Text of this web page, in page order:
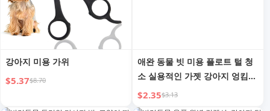
강아지 미용 가위
$5.37$8.70
애완 동물 빗 미용 플로트 털 청
소 실용적인 가젯 강아지 엉킴
풀기 촘촘한 기어 스틸 빗 장모
용 스페셜 빗 애완 동물 빗
$2.35$3.13